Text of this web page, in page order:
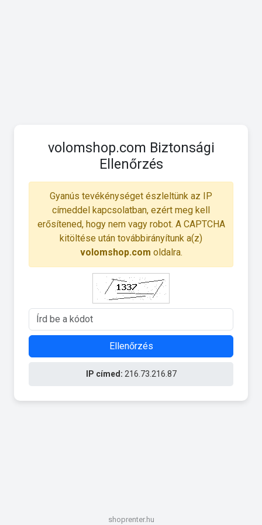
volomshop.com Biztonsági
Ellenőrzés
Gyanús tevékénységet észleltünk az IP
címeddel kapcsolatban, ezért meg kell
erősítened, hogy nem vagy robot. A CAPTCHA
kitöltése után továbbirányítunk a(z)
volomshop.com oldalra.
Ellenőrzés
IP címed: 216.73.216.87
shoprenter.hu